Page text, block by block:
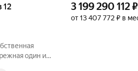
12 3 199 290 112₽
от 13 407 772 ₽ в